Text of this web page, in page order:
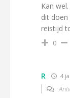
Kan
dit
reistijd
0
R 4